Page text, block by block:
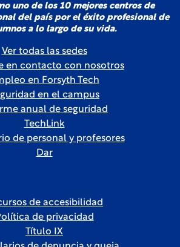
uno de los 10 mejores centros de
del país por el éxito profesional de
a lo largo de su vida.
Ver todas las sedes
en contacto con nosotros
en Forsyth Tech
en el campus
anual de seguridad
TechLink
de personal y profesores
Dar
de accesibilidad
de privacidad
Título IX